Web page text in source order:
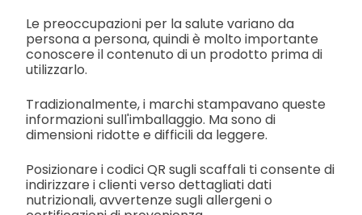
Le preoccupazioni per la salute variano da
persona a persona, quindi è molto importante
conoscere il contenuto di un prodotto prima di
utilizzarlo.
Tradizionalmente, i marchi stampavano queste
informazioni sull'imballaggio. Ma sono di
dimensioni ridotte e difficili da leggere.
Posizionare i codici QR sugli scaffali ti consente di
indirizzare i clienti verso dettagliati dati
nutrizionali, avvertenze sugli allergeni o